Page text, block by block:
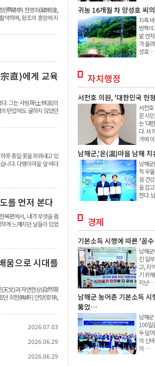
(狎鷗亭) 한명회(韓明澮,
약하며, 왕조의 흥망에 지
直)에게 교육
. 그는 사림파(士林派)의
탄압에도 굴하지 않았던
루 종일 꽃을 피워내고 있
니다. 다랭이마을 앞 바다
를 먼저 본다
복판에서, 내가 무엇을 옳
게 느껴지던 날들이 있었
움으로 시대를
(天文)과 자연현상(自然現
던 회헌(晦軒) 안향(安珦,
2026.07.03
2026.06.29
2026.06.29
귀농 16개월 차 양성호 씨
지족
반짝
밭 언
가 울
성호…
자치행정
서천호 의원, '대한민국 헌
서천호
문 시
는 '대
다. 서
가에
남해군,'온(溫)마을 남해
남해
적 우
음 건
을 잡
한다.
경제
기본소득 시행에 따른 '꼼
남해
진 일
고, 지
기 위
지난…
남해군 농어촌 기본소득
뚫었…
남해
100일
두 달
의 신
의 …